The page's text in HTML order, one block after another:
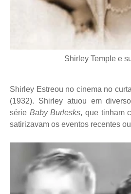
Shirley Temple e
Shirley Estreou no cinema no
(1932). Shirley atuou em
série Baby Burlesks, que tinham
satirizavam os eventos recentes